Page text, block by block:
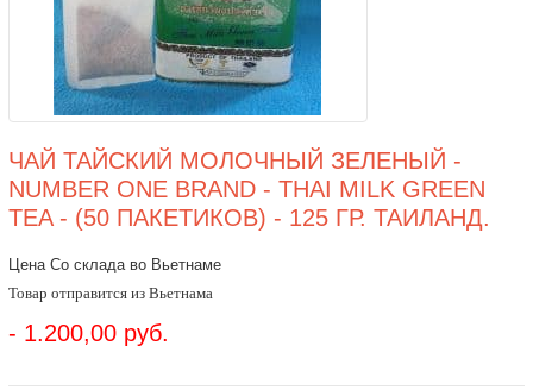
ЧАЙ ТАЙСКИЙ МОЛОЧНЫЙ ЗЕЛЕНЫЙ -
NUMBER ONE BRAND - THAI MILK GREEN
TEA - (50 ПАКЕТИКОВ) - 125 ГР. ТАИЛАНД.
Цена Со склада во Вьетнаме
Товар отправится из Вьетнама
- 1.200,00 руб.